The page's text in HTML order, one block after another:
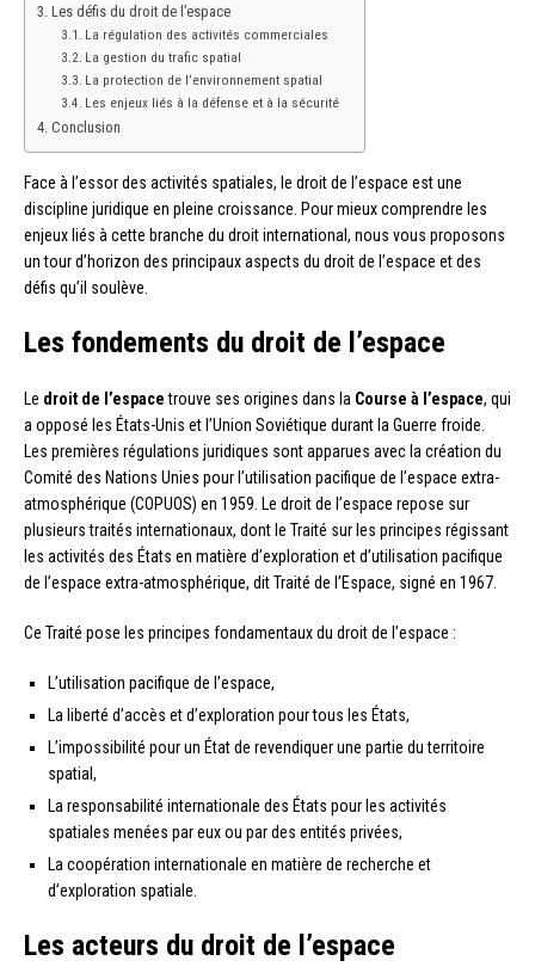
Les défis du droit de l’espace
La régulation des activités commerciales
La gestion du trafic spatial
La protection de l’environnement spatial
Les enjeux liés à la défense et à la sécurité
Conclusion
Face à l’essor des activités spatiales, le droit de l’espace est une
discipline juridique en pleine croissance. Pour mieux comprendre les
enjeux liés à cette branche du droit international, nous vous proposons
un tour d’horizon des principaux aspects du droit de l’espace et des
défis qu’il soulève.
Les fondements du droit de l’espace
Le droit de l’espacetrouve ses origines dans la Course à l’espace, qui
a opposé les États-Unis et l’Union Soviétique durant la Guerre froide.
Les premières régulations juridiques sont apparues avec la création du
Comité des Nations Unies pour l’utilisation pacifique de l’espace extra-
atmosphérique (COPUOS) en 1959. Le droit de l’espace repose sur
plusieurs traités internationaux, dont le Traité sur les principes régissant
les activités des États en matière d’exploration et d’utilisation pacifique
de l’espace extra-atmosphérique, dit Traité de l’Espace, signé en 1967.
Ce Traité pose les principes fondamentaux du droit de l’espace :
L’utilisation pacifique de l’espace,
La liberté d’accès et d’exploration pour tous les États,
L’impossibilité pour un État de revendiquer une partie du territoire
spatial,
La responsabilité internationale des États pour les activités
spatiales menées par eux ou par des entités privées,
La coopération internationale en matière de recherche et
d’exploration spatiale.
Les acteurs du droit de l’espace